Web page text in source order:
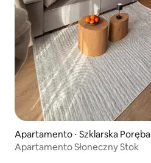
Apartamento ⋅ Szklarska Poręba
Apartamento Słoneczny Stok